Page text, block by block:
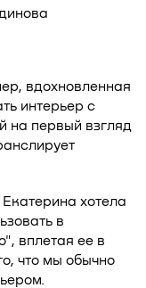
вдохновленная
интерьер с
на первый взгляд
хотела
в
вплетая ее в
что мы обычно